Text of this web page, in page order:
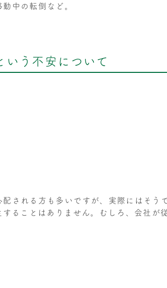
中の転倒など。
いう不安について
される方も多いですが、実際にはそう
ることはありません。むしろ、会社が